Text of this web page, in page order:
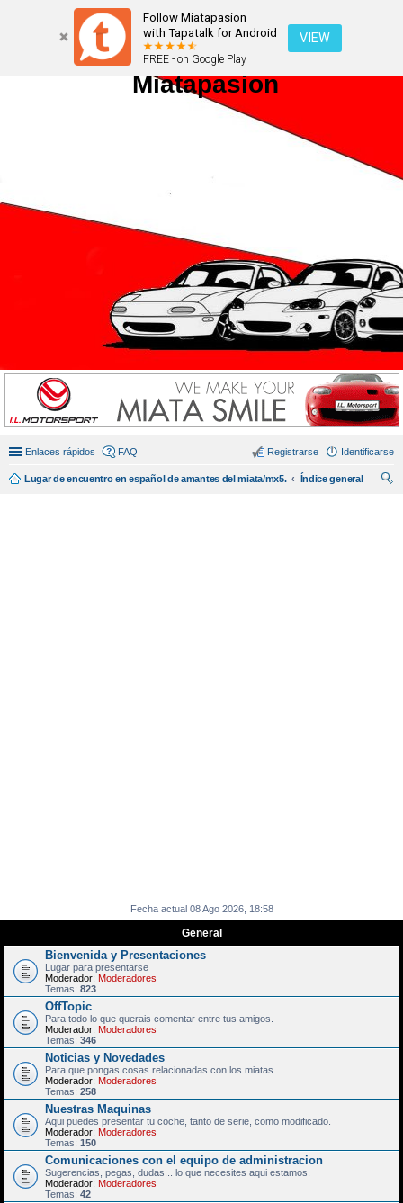
Follow Miatapasion
with Tapatalk for Android
FREE - on Google Play
VIEW
Miatapasion
Enlaces rápidos FAQ Identificarse
Registrarse
Lugar de encuentro en español de amantes del miata/mx5.
Índice general
Fecha actual 08 Ago 2026, 18:58
General
Bienvenida y Presentaciones
Lugar para presentarse
Moderador: Moderadores
Temas: 823
OffTopic
Para todo lo que querais comentar entre tus amigos.
Moderador: Moderadores
Temas: 346
Noticias y Novedades
Para que pongas cosas relacionadas con los miatas.
Moderador: Moderadores
Temas: 258
Nuestras Maquinas
Aqui puedes presentar tu coche, tanto de serie, como modificado.
Moderador: Moderadores
Temas: 150
Comunicaciones con el equipo de administracion
Sugerencias, pegas, dudas... lo que necesites aqui estamos.
Moderador: Moderadores
Temas: 42